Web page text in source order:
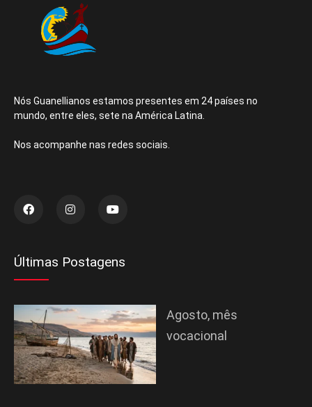
Nós Guanellianos estamos presentes em 24 países no
mundo, entre eles, sete na América Latina.
Nos acompanhe nas redes sociais.
Últimas Postagens
Agosto, mês
vocacional